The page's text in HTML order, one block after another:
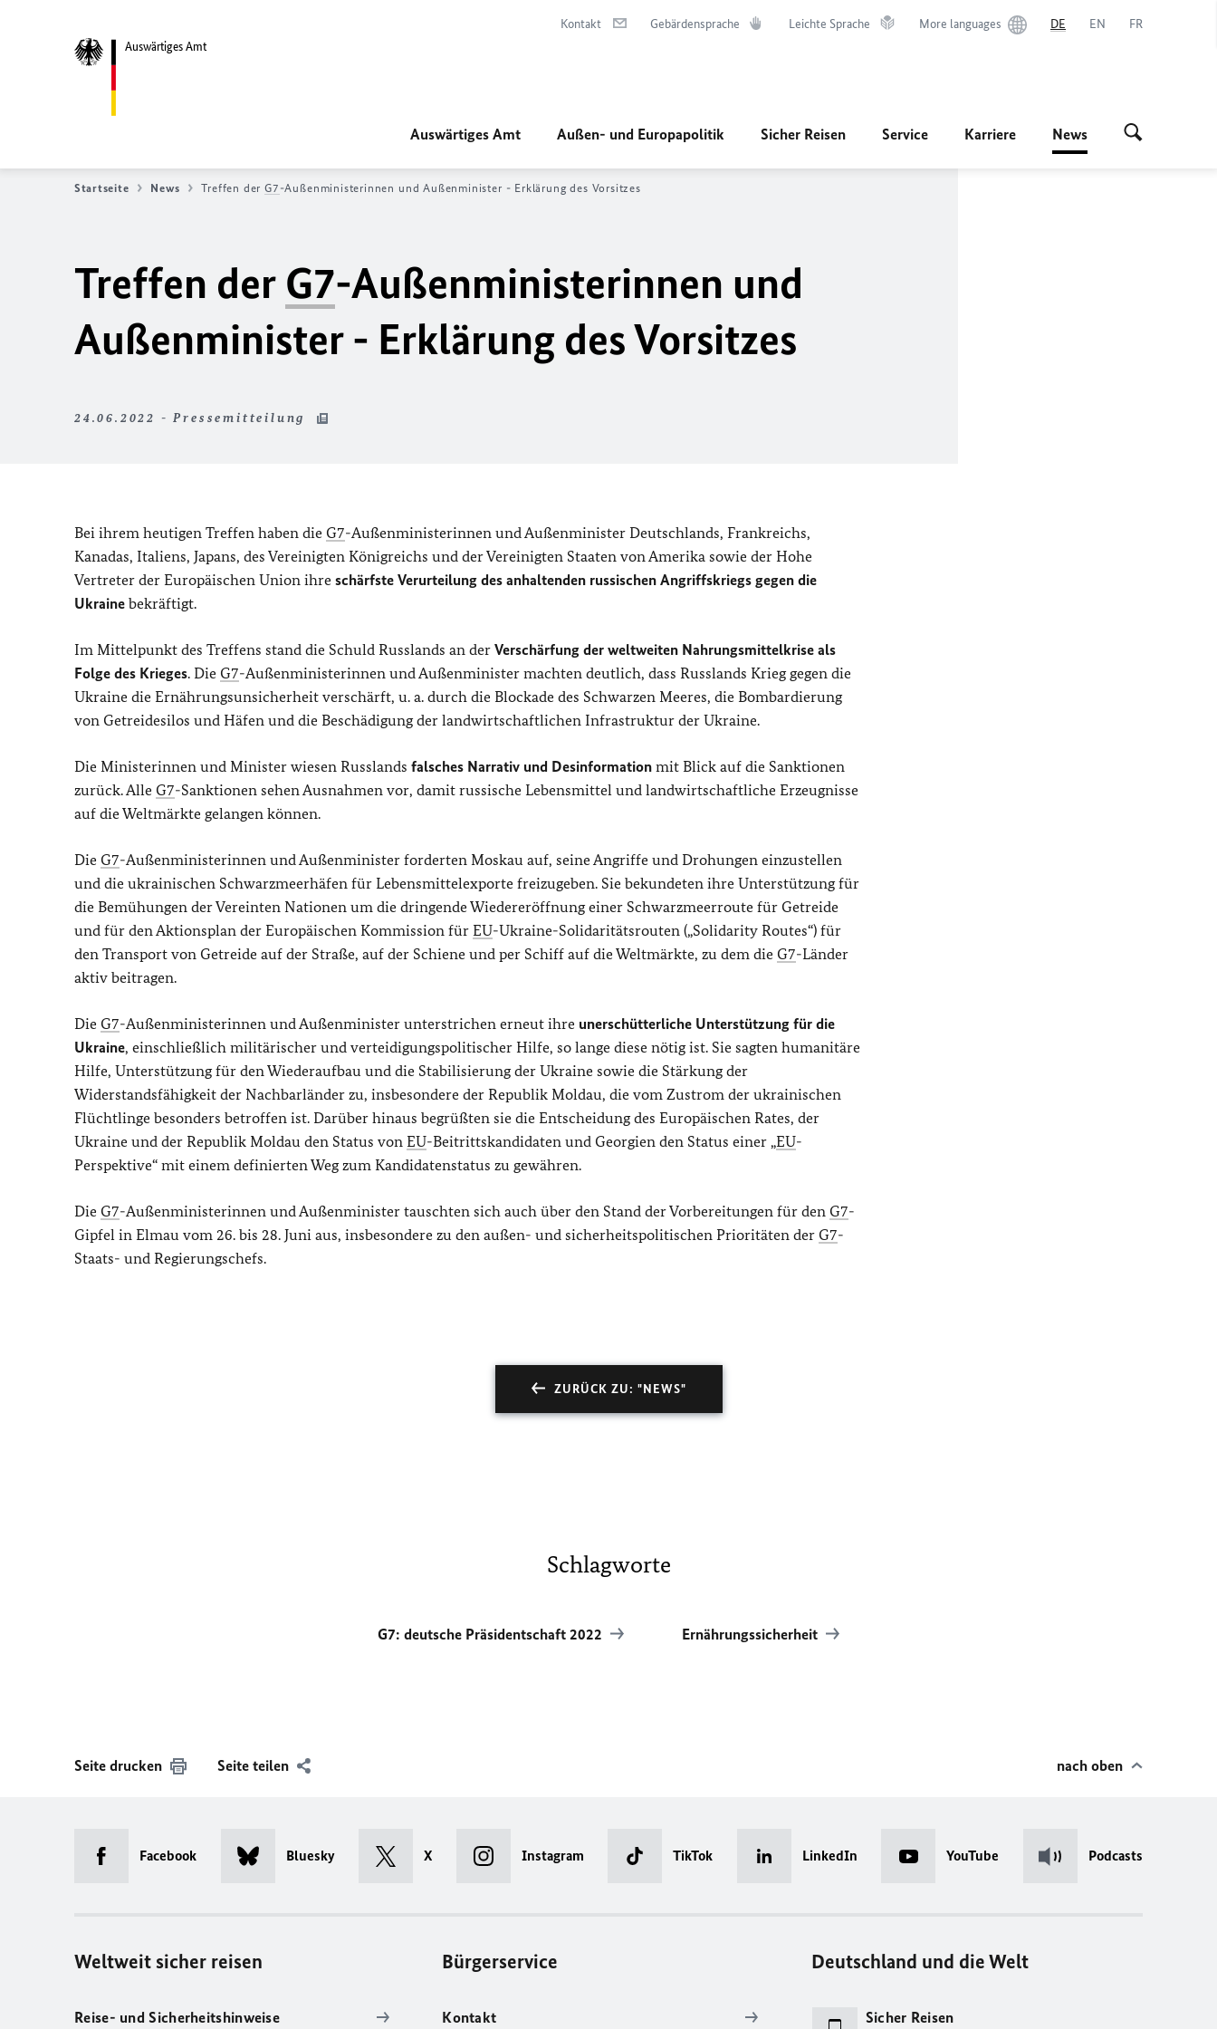
Auswärtiges Amt
Kontakt Gebärdensprache Leichte Sprache More languages DE EN FR
Auswärtiges Amt Außen- und Europapolitik Sicher Reisen Service Karriere News
Startseite News Treffen der G7 -Außenministerinnen und Außenminister - Erklärung des Vorsitzes
Treffen der G7-Außenministerinnen und
Außenminister - Erklärung des Vorsitzes
24.06.2022 - Pressemitteilung
Bei ihrem heutigen Treffen haben die G7-Außenministerinnen und Außenminister Deutschlands, Frankreichs,
Kanadas, Italiens, Japans, des Vereinigten Königreichs und der Vereinigten Staaten von Amerika sowie der Hohe
Vertreter der Europäischen Union ihre schärfste Verurteilung des anhaltenden russischen Angriffskriegs gegen die
Ukraine bekräftigt.
Im Mittelpunkt des Treffens stand die Schuld Russlands an der Verschärfung der weltweiten Nahrungsmittelkrise als
Folge des Krieges. Die G7-Außenministerinnen und Außenminister machten deutlich, dass Russlands Krieg gegen die
Ukraine die Ernährungsunsicherheit verschärft, u. a. durch die Blockade des Schwarzen Meeres, die Bombardierung
von Getreidesilos und Häfen und die Beschädigung der landwirtschaftlichen Infrastruktur der Ukraine.
Die Ministerinnen und Minister wiesen Russlands falsches Narrativ und Desinformation mit Blick auf die Sanktionen
zurück. Alle G7-Sanktionen sehen Ausnahmen vor, damit russische Lebensmittel und landwirtschaftliche Erzeugnisse
auf die Weltmärkte gelangen können.
Die G7-Außenministerinnen und Außenminister forderten Moskau auf, seine Angriffe und Drohungen einzustellen
und die ukrainischen Schwarzmeerhäfen für Lebensmittelexporte freizugeben. Sie bekundeten ihre Unterstützung für
die Bemühungen der Vereinten Nationen um die dringende Wiedereröffnung einer Schwarzmeerroute für Getreide
und für den Aktionsplan der Europäischen Kommission für EU-Ukraine-Solidaritätsrouten („Solidarity Routes“) für
den Transport von Getreide auf der Straße, auf der Schiene und per Schiff auf die Weltmärkte, zu dem die G7-Länder
aktiv beitragen.
Die G7-Außenministerinnen und Außenminister unterstrichen erneut ihre unerschütterliche Unterstützung für die
Ukraine, einschließlich militärischer und verteidigungspolitischer Hilfe, so lange diese nötig ist. Sie sagten humanitäre
Hilfe, Unterstützung für den Wiederaufbau und die Stabilisierung der Ukraine sowie die Stärkung der
Widerstandsfähigkeit der Nachbarländer zu, insbesondere der Republik Moldau, die vom Zustrom der ukrainischen
Flüchtlinge besonders betroffen ist. Darüber hinaus begrüßten sie die Entscheidung des Europäischen Rates, der
Ukraine und der Republik Moldau den Status von EU-Beitrittskandidaten und Georgien den Status einer „EU-
Perspektive“ mit einem definierten Weg zum Kandidatenstatus zu gewähren.
Die G7-Außenministerinnen und Außenminister tauschten sich auch über den Stand der Vorbereitungen für den G7-
Gipfel in Elmau vom 26. bis 28. Juni aus, insbesondere zu den außen- und sicherheitspolitischen Prioritäten der G7-
Staats- und Regierungschefs.
ZURÜCK ZU: "NEWS"
Schlagworte
G7: deutsche Präsidentschaft 2022 Ernährungssicherheit
Seite drucken Seite teilen nach oben
Facebook Bluesky X Instagram TikTok LinkedIn YouTube Podcasts
Weltweit sicher reisen
Reise- und Sicherheitshinweise
Bürgerservice
Kontakt
Deutschland und die Welt
Sicher Reisen